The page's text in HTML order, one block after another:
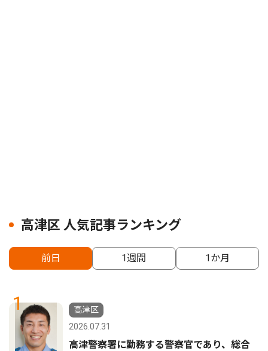
高津区 人気記事ランキング
前日 1週間 1か月
1
高津区
2026.07.31
高津警察署に勤務する警察官であり、総合